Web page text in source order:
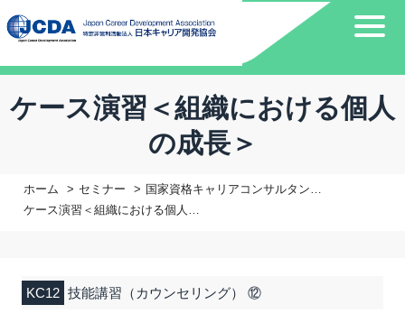
ケース演習＜組織における個人
の成長＞
ホーム セミナー
国家資格キャリアコンサルタント更新講習
ケース演習＜組織における個人の成長＞
KC12 技能講習（カウンセリング） ⑫